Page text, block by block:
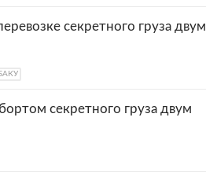
секретного груза двум
БАКУ
секретного груза двум